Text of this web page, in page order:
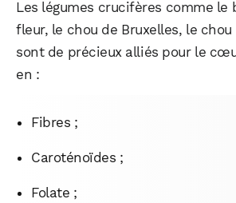
Les légumes crucifères comme le
fleur, le chou de Bruxelles, le
sont de précieux alliés pour le
en :
Fibres ;
Caroténoïdes ;
Folate ;